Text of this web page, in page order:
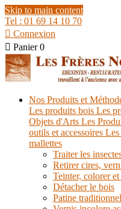
Skip to main content
Tel : 01 69 14 10 70
 Connexion
 Panier 0
Nos Produits et
Les produits bois Les
Objets d'Arts Les
outils et accessoires Les
mallettes
Traiter les
Retirer cires,
Teinter, colorer
Détacher le bois
Patine